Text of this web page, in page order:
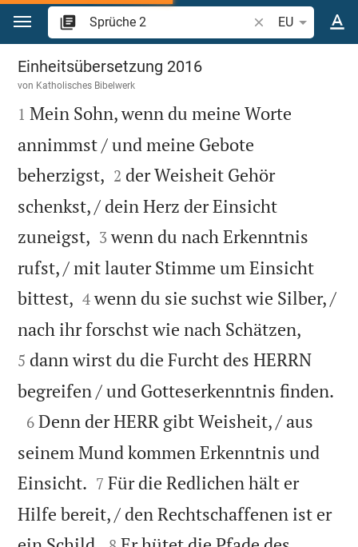
Zum Inhalt springen
Bibelstelle oder
EU
Sprüche 2
Einheitsübersetzung 2016
von Katholisches Bibelwerk

1 Mein Sohn, wenn du meine Worte
annimmst / und meine Gebote
beherzigst, 

2 der Weisheit Gehör
schenkst, / dein Herz der Einsicht
zuneigst, 

3 wenn du nach Erkenntnis
rufst, / mit lauter Stimme um Einsicht
bittest, 

4 wenn du sie suchst wie Silber, /
nach ihr forschst wie nach Schätzen,
5 dann wirst du die Furcht des HERRN
begreifen / und Gotteserkenntnis finden.

6 Denn der HERR gibt Weisheit, / aus
seinem Mund kommen Erkenntnis und
Einsicht. 

7 Für die Redlichen hält er
Hilfe bereit, / den Rechtschaffenen ist er